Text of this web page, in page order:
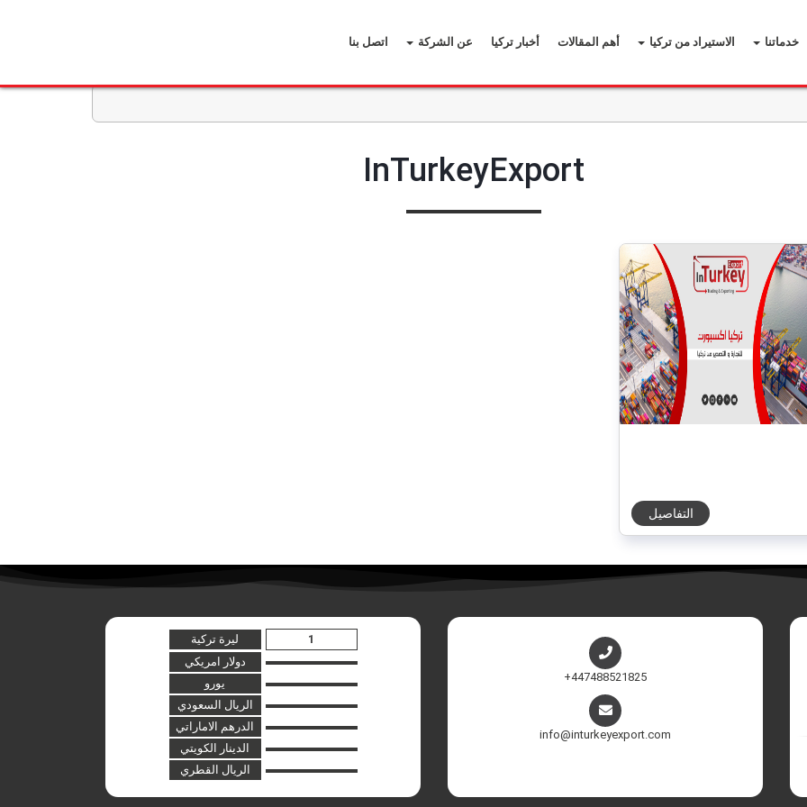
خدماتنا الاستيراد من تركيا أهم المقالات أخبار تركيا عن الشركة اتصل بنا
InTurkeyExport
التفاصيل
+447488521825
info@inturkeyexport.com
ليرة تركية
دولار امريكي
يورو
الريال السعودي
الدرهم الاماراتي
الدينار الكويتي
الريال القطري